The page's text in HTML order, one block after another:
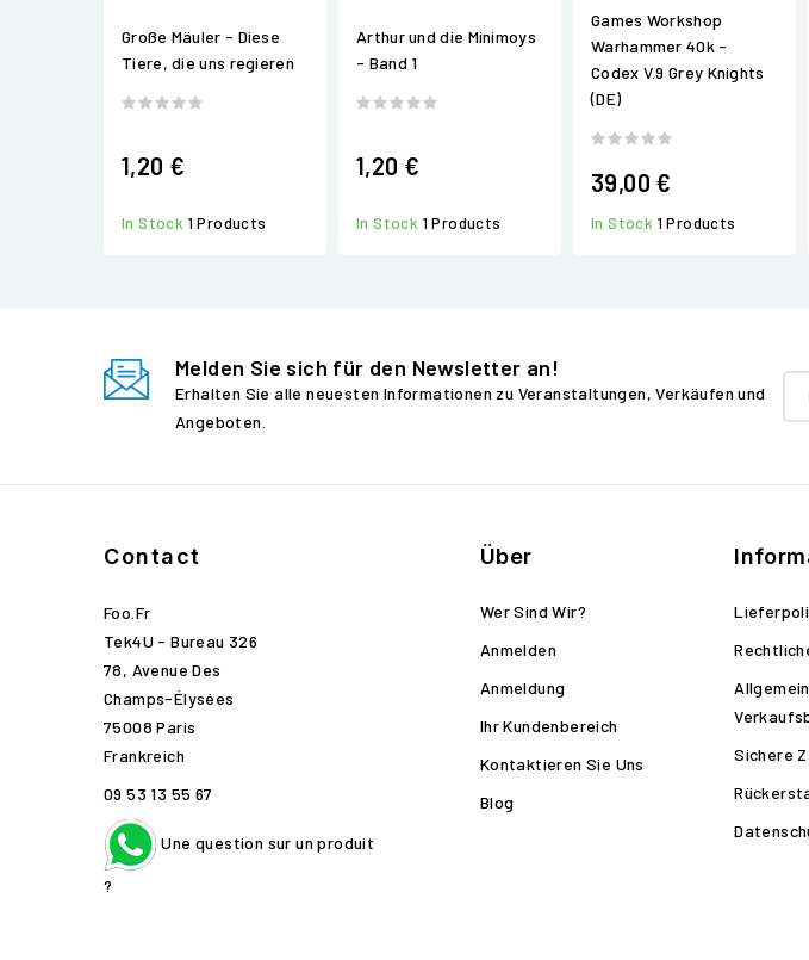
Große Mäuler - Diese
Tiere, die uns regieren
1,20 €
In Stock 1 Products
Arthur und die Minimoys
- Band 1
1,20 €
In Stock 1 Products
Games Workshop
Warhammer 40k -
Codex V.9 Grey Knights
(DE)
39,00 €
In Stock 1 Products
Melden Sie sich für den Newsletter an!
Erhalten Sie alle neuesten Informationen zu Veranstaltungen, Verkäufen und
Angeboten.
Contact
Foo.fr
Tek4U - Bureau 326
78, Avenue Des
Champs-Élysées
75008 Paris
Frankreich
09 53 13 55 67
Une question sur un produit
?
Über
Wer Sind Wir?
Anmelden
Anmeldung
Ihr Kundenbereich
Kontaktieren Sie Uns
Blog
Sichere